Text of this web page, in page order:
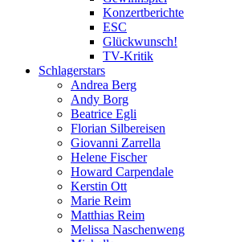
Konzertberichte
ESC
Glückwunsch!
TV-Kritik
Schlagerstars
Andrea Berg
Andy Borg
Beatrice Egli
Florian Silbereisen
Giovanni Zarrella
Helene Fischer
Howard Carpendale
Kerstin Ott
Marie Reim
Matthias Reim
Melissa Naschenweng